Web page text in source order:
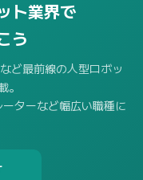
ト業界で
う
最前線の人型ロボッ
。
ターなど幅広い職種に